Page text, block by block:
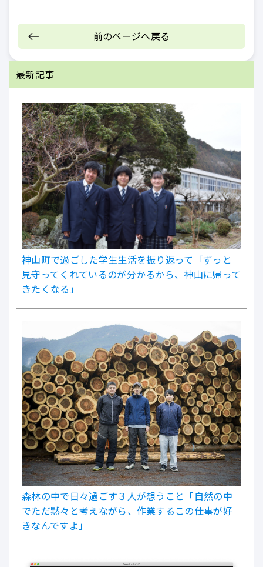
前のページへ戻る
最新記事
神山町で過ごした学生生活を振り返って「ずっと
見守ってくれているのが分かるから、神山に帰って
きたくなる」
森林の中で日々過ごす３人が想うこと「自然の中
でただ黙々と考えながら、作業するこの仕事が好
きなんですよ」